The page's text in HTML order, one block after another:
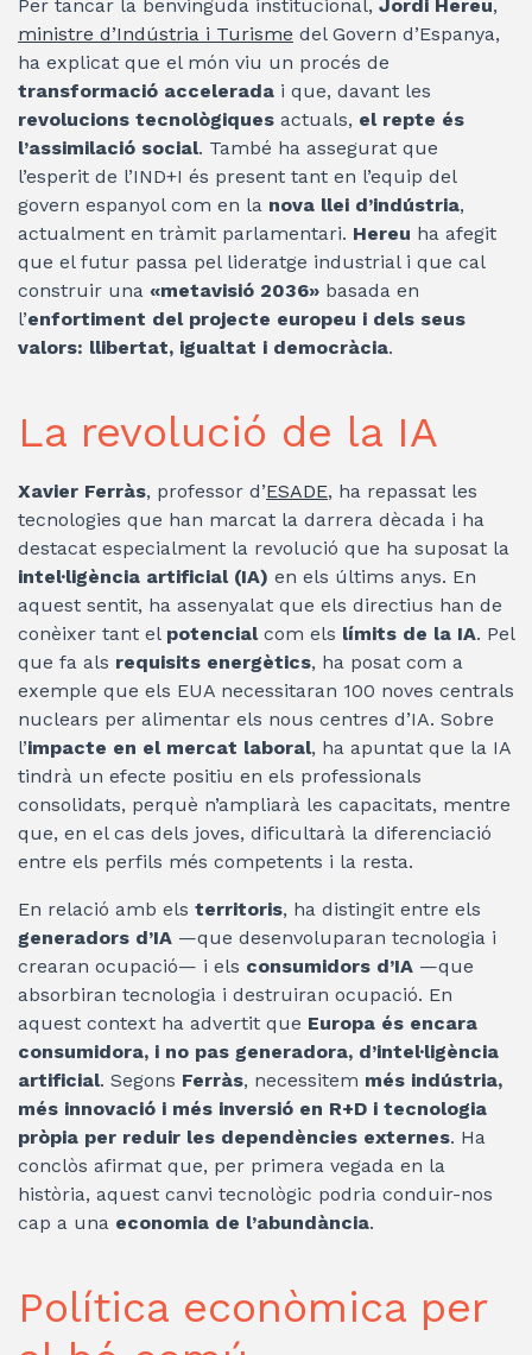
Per tancar la benvinguda institucional, Jordi Hereu,
ministre d’Indústria i Turisme del Govern d’Espanya,
ha explicat que el món viu un procés de
transformació accelerada i que, davant les
revolucions tecnològiques actuals, el repte és
l’assimilació social. També ha assegurat que
l’esperit de l’IND+I és present tant en l’equip del
govern espanyol com en la nova llei d’indústria,
actualment en tràmit parlamentari. Hereu ha afegit
que el futur passa pel lideratge industrial i que cal
construir una «metavisió 2036» basada en
l’enfortiment del projecte europeu i dels seus
valors: llibertat, igualtat i democràcia.
La revolució de la IA
Xavier Ferràs, professor d’ESADE, ha repassat les
tecnologies que han marcat la darrera dècada i ha
destacat especialment la revolució que ha suposat la
intel·ligència artificial (IA) en els últims anys. En
aquest sentit, ha assenyalat que els directius han de
conèixer tant el potencialcom els límits de la IA. Pel
que fa als requisits energètics, ha posat com a
exemple que els EUA necessitaran 100 noves centrals
nuclears per alimentar els nous centres d’IA. Sobre
l’impacte en el mercat laboral, ha apuntat que la IA
tindrà un efecte positiu en els professionals
consolidats, perquè n’ampliarà les capacitats, mentre
que, en el cas dels joves, dificultarà la diferenciació
entre els perfils més competents i la resta.
En relació amb els territoris, ha distingit entre els
generadors d’IA —que desenvoluparan tecnologia i
crearan ocupació— i els consumidors d’IA —que
absorbiran tecnologia i destruiran ocupació. En
aquest context ha advertit que Europa és encara
consumidora, i no pas generadora, d’intel·ligència
artificial. Segons Ferràs, necessitem més indústria,
més innovació i més inversió en R+D i tecnologia
pròpia per reduir les dependències externes. Ha
conclòs afirmat que, per primera vegada en la
història, aquest canvi tecnològic podria conduir-nos
cap a una economia de l’abundància.
Política econòmica per